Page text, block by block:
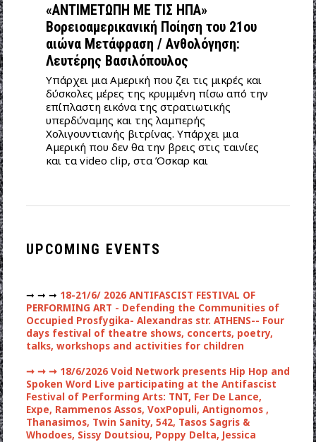
«ΑΝΤΙΜΕΤΩΠΗ ΜΕ ΤΙΣ ΗΠΑ»
Βορειοαμερικανική Ποίηση του 21ου
αιώνα Μετάφραση / Aνθολόγηση:
Λευτέρης Βασιλόπουλος
Υπάρχει μια Αμερική που ζει τις μικρές και
δύσκολες μέρες της κρυμμένη πίσω από την
επίπλαστη εικόνα της στρατιωτικής
υπερδύναμης και της λαμπερής
Χολιγουντιανής βιτρίνας. Υπάρχει μια
Αμερική που δεν θα την βρεις στις ταινίες
και τα video clip, στα Όσκαρ και
UPCOMING EVENTS
➞ ➞ ➞ 18-21/6/ 2026 ANTIFASCIST FESTIVAL OF
PERFORMING ART - Defending the Communities of
Occupied Prosfygika- Alexandras str. ATHENS-- Four
days festival of theatre shows, concerts, poetry,
talks, workshops and activities for children
➞ ➞ ➞18/6/2026 Void Network presents Hip Hop and
Spoken Word Live participating at the Antifascist
Festival of Performing Arts: TNT, Fer De Lance,
Expe, Rammenos Assos, VoxPopuli, Antignomos ,
Thanasimos, Twin Sanity, 542, Tasos Sagris &
Whodoes, Sissy Doutsiou, Poppy Delta, Jessica